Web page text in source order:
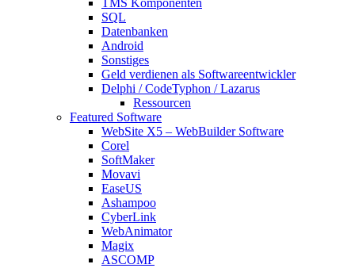
TMS Komponenten
SQL
Datenbanken
Android
Sonstiges
Geld verdienen als Softwareentwickler
Delphi / CodeTyphon / Lazarus
Ressourcen
Featured Software
WebSite X5 – WebBuilder Software
Corel
SoftMaker
Movavi
EaseUS
Ashampoo
CyberLink
WebAnimator
Magix
ASCOMP